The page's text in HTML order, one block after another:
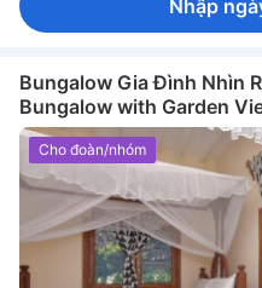
Nhập
Bungalow Gia Đình Nhìn
Bungalow with Garden
Cho đoàn/nhóm